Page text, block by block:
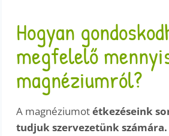
Hogyan
megfelelő
magnéziumról?
A magnéziumotétkezéseink
tudjuk szervezetünk számára.